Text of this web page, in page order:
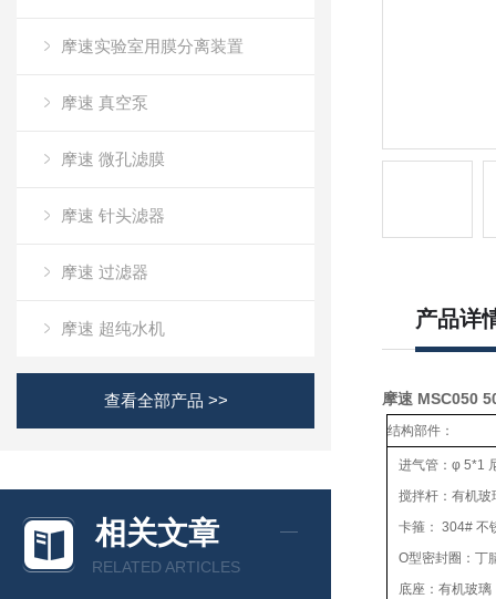
摩速实验室用膜分离装置
摩速 真空泵
摩速 微孔滤膜
摩速 针头滤器
摩速 过滤器
摩速 超纯水机
查看全部产品 >>
相关文章
RELATED ARTICLES
产品详
摩速 MSC050
结构部件：
进气管：φ 5*1
搅拌杆：有机
卡箍： 304# 不
O型密封圈：丁
底座：有机玻璃